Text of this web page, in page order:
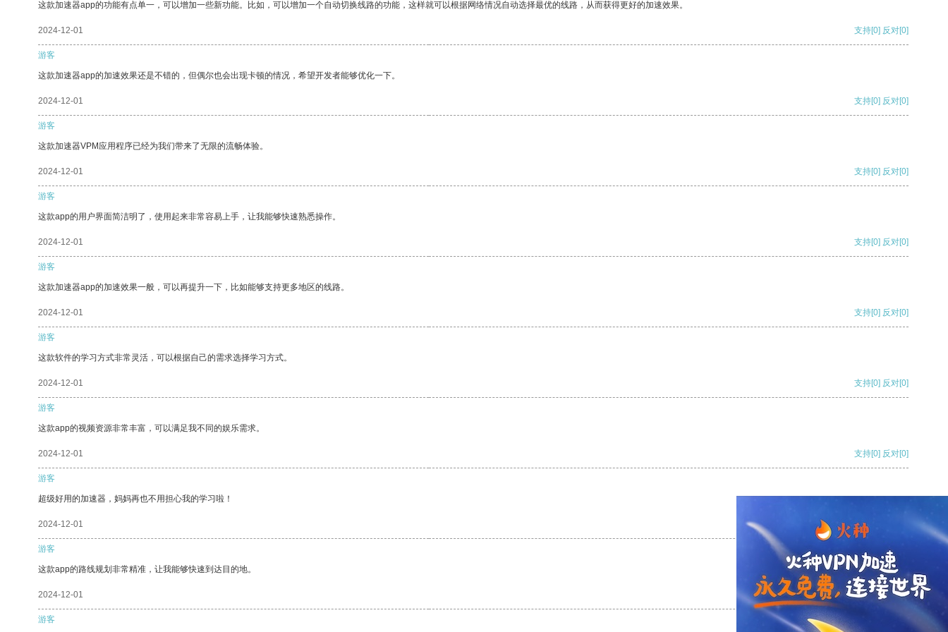
这款加速器app的功能有点单一，可以增加一些新功能。比如，可以增加一个自动切换线路的功能，这样就可以根据网络情况自动选择最优的线路，从而获得更好的加速效果。
2024-12-01 支持[0] 反对[0]
游客
这款加速器app的加速效果还是不错的，但偶尔也会出现卡顿的情况，希望开发者能够优化一下。
2024-12-01 支持[0] 反对[0]
游客
这款加速器VPM应用程序已经为我们带来了无限的流畅体验。
2024-12-01 支持[0] 反对[0]
游客
这款app的用户界面简洁明了，使用起来非常容易上手，让我能够快速熟悉操作。
2024-12-01 支持[0] 反对[0]
游客
这款加速器app的加速效果一般，可以再提升一下，比如能够支持更多地区的线路。
2024-12-01 支持[0] 反对[0]
游客
这款软件的学习方式非常灵活，可以根据自己的需求选择学习方式。
2024-12-01 支持[0] 反对[0]
游客
这款app的视频资源非常丰富，可以满足我不同的娱乐需求。
2024-12-01 支持[0] 反对[0]
游客
超级好用的加速器，妈妈再也不用担心我的学习啦！
2024-12-01 支持
游客
这款app的路线规划非常精准，让我能够快速到达目的地。
2024-12-01 支持[0] 反对[0]
游客